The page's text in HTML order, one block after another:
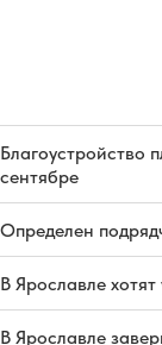
Благоустройство
сентябре
Определен
В Ярославле
В Ярославле